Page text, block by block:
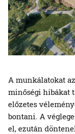
A munkálatokat azért állították le, mert több tartóoszlopnál
minőségi hibákat
előzetes
bontani. A
el, ezután